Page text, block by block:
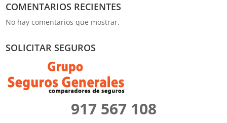
COMENTARIOS RECIENTES
No hay comentarios que mostrar.
SOLICITAR SEGUROS
917 567 108